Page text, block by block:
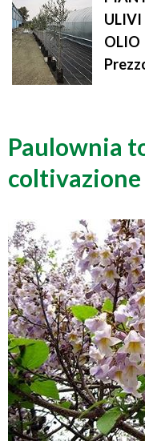
ULIVI
OLIO
Paulownia
coltivazione